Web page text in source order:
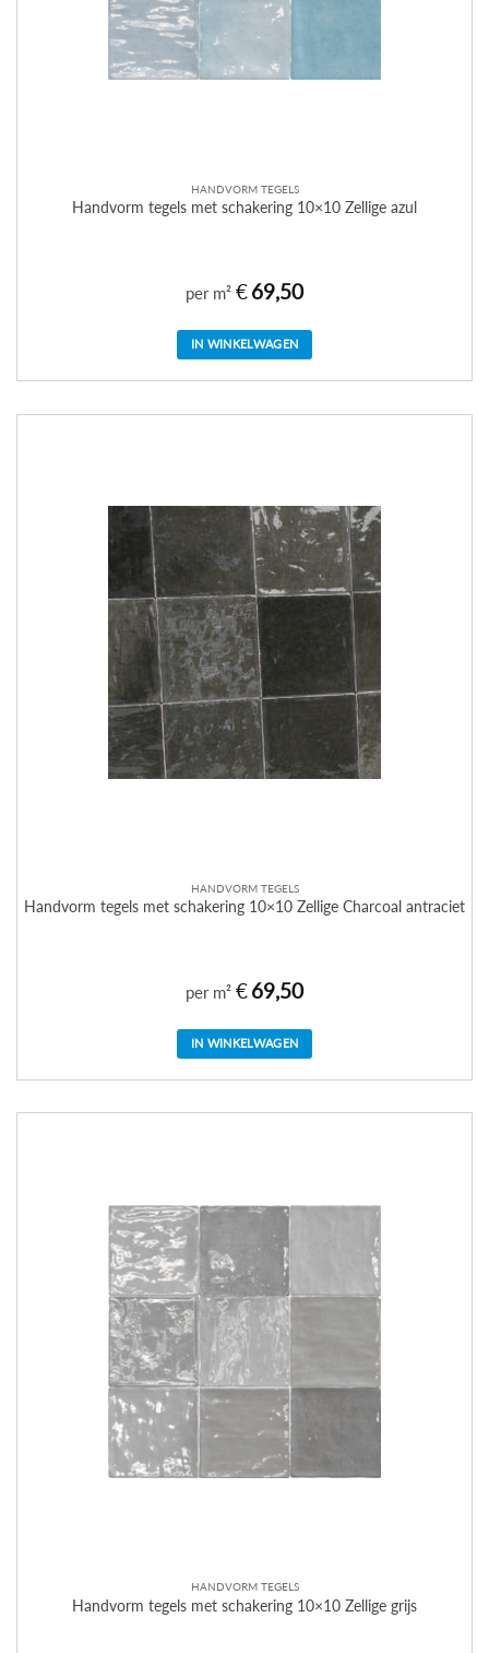
HANDVORM TEGELS
Handvorm tegels met schakering 10×10 Zellige azul
per m² €69,50
IN WINKELWAGEN
HANDVORM TEGELS
Handvorm tegels met schakering 10×10 Zellige Charcoal antraciet
per m² €69,50
IN WINKELWAGEN
HANDVORM TEGELS
Handvorm tegels met schakering 10×10 Zellige grijs